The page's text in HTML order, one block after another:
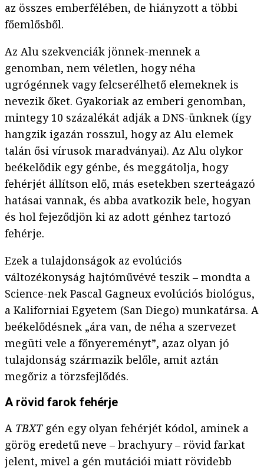
az összes emberfélében, de hiányzott a többi
főemlősből.
Az Alu szekvenciák jönnek-mennek a
genomban, nem véletlen, hogy néha
ugrógénnek vagy felcserélhető elemeknek is
nevezik őket. Gyakoriak az emberi genomban,
mintegy 10 százalékát adják a DNS-ünknek (így
hangzik igazán rosszul, hogy az Alu elemek
talán ősi vírusok maradványai). Az Alu olykor
beékelődik egy génbe, és meggátolja, hogy
fehérjét állítson elő, más esetekben szerteágazó
hatásai vannak, és abba avatkozik bele, hogyan
és hol fejeződjön ki az adott génhez tartozó
fehérje.
Ezek a tulajdonságok az evolúciós
változékonyság hajtóművévé teszik – mondta a
Science-nek Pascal Gagneux evolúciós biológus,
a Kaliforniai Egyetem (San Diego) munkatársa. A
beékelődésnek „ára van, de néha a szervezet
megüti vele a főnyereményt”, azaz olyan jó
tulajdonság származik belőle, amit aztán
megőriz a törzsfejlődés.
A rövid farok fehérje
A TBXT gén egy olyan fehérjét kódol, aminek a
görög eredetű neve – brachyury – rövid farkat
jelent, mivel a gén mutációi miatt rövidebb